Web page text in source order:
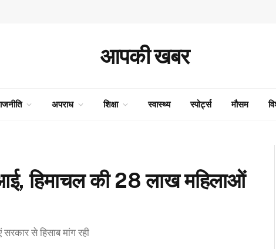
आपकी खबर
अपराध शिक्षा स्वास्थ्य स्पोर्ट्स मौसम
हिमाचल की 28 लाख महिलाओं
से हिसाब मांग रही